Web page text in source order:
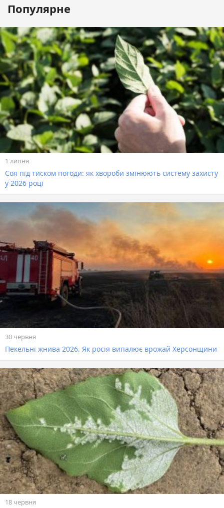
Популярне
1 липня
Соя під тиском погоди: як хвороби змінюють систему захисту
у 2026 році
30 червня
Пекельні жнива 2026. Як росія випалює врожай Херсонщини
18 червня